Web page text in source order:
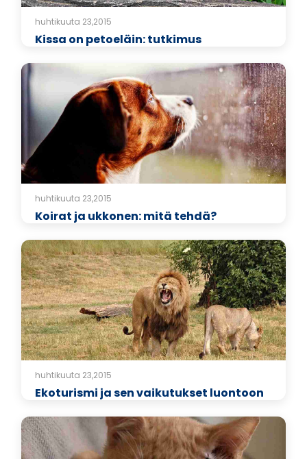
huhtikuuta 23,2015
Kissa on petoeläin: tutkimus
huhtikuuta 23,2015
Koirat ja ukkonen: mitä tehdä?
huhtikuuta 23,2015
Ekoturismi ja sen vaikutukset luontoon